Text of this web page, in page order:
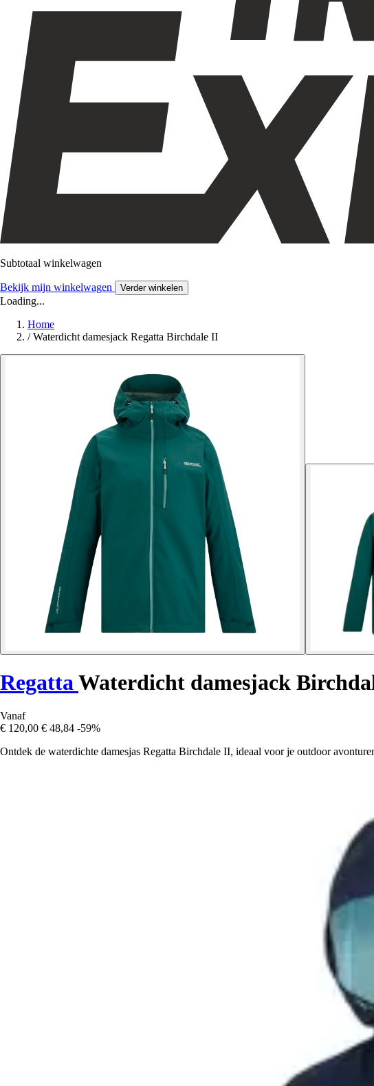
Subtotaal winkelwagen
Bekijk mijn winkelwagen Verder winkelen
Loading...
Home
/ Waterdicht damesjack Regatta Birchdale II
Regatta Waterdicht damesjack
Vanaf
€ 120,00 € 48,84 -59%
Ontdek de waterdichte damesjas Regatta Birchdale II, ideaal voor je outdoor